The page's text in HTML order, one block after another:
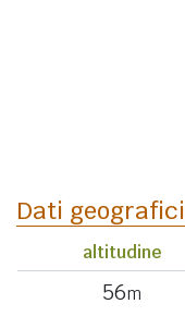
Dati geografici
altitudine
56m